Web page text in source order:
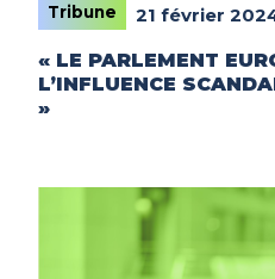
Tribune
21 février
« LE PARLEMENT
L’INFLUENCE
»